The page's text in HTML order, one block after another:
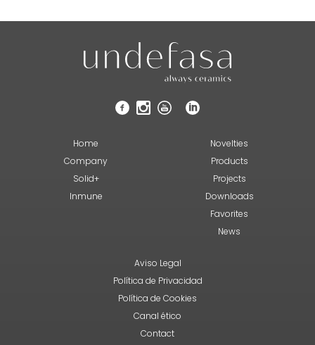
Home
Company
Solid+
Inmune
Novelties
Products
Projects
Downloads
Favorites
News
Aviso Legal
Política de Privacidad
Política de Cookies
Canal ético
Contact